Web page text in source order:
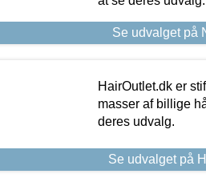
Se udvalget på
HairOutlet.dk er
masser af billige
deres udvalg.
Se udvalget på